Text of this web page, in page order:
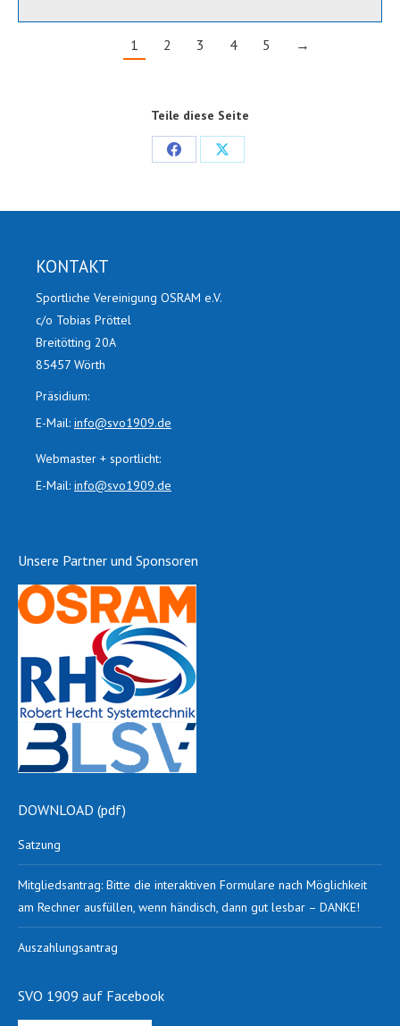
1 2 3 4 5 →
Teile diese Seite
Share
Facebook
Share
X
KONTAKT
Sportliche Vereinigung OSRAM e.V.
c/o Tobias Pröttel
Breitötting 20A
85457 Wörth
Präsidium:
E-Mail: info@svo1909.de
Webmaster + sportlicht:
E-Mail: info@svo1909.de
Unsere Partner und Sponsoren
DOWNLOAD (pdf)
Satzung
Mitgliedsantrag: Bitte die interaktiven Formulare nach Möglichkeit
am Rechner ausfüllen, wenn händisch, dann gut lesbar – DANKE!
Auszahlungsantrag
SVO 1909 auf Facebook